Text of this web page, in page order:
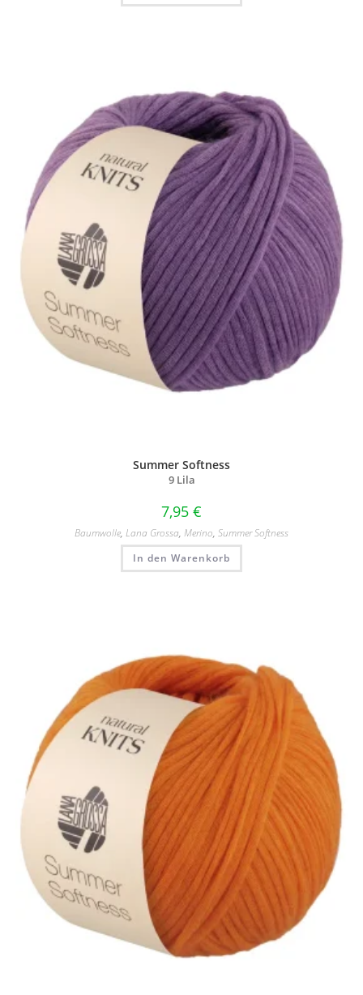
Summer Softness
9 Lila
7,95 €
Baumwolle, Lana Grossa, Merino, Summer Softness
In den Warenkorb